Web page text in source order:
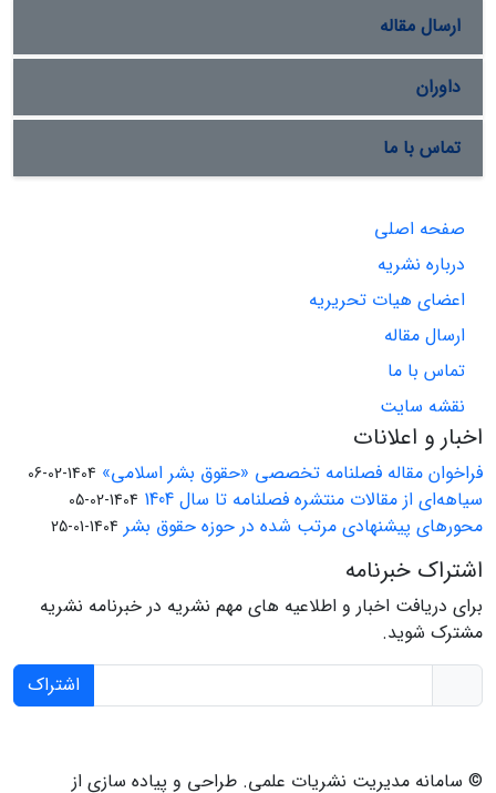
ارسال مقاله
داوران
تماس با ما
صفحه اصلی
درباره نشریه
اعضای هیات تحریریه
ارسال مقاله
تماس با ما
نقشه سایت
اخبار و اعلانات
فراخوان مقاله فصلنامه تخصصی «حقوق بشر اسلامی» 1404-02-06
سیاهه‌ای از مقالات منتشره فصلنامه تا سال 1404 1404-02-05
محورهای پیشنهادی مرتب شده در حوزه حقوق بشر 1404-01-25
اشتراک خبرنامه
برای دریافت اخبار و اطلاعیه های مهم نشریه در خبرنامه نشریه
مشترک شوید.
اشتراک
© سامانه مدیریت نشریات علمی. طراحی و پیاده سازی از